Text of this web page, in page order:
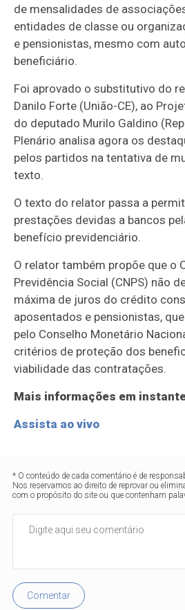
de mensalidades de
entidades de classe ou
e pensionistas, mesmo com
beneficiário.
Foi aprovado osubstitutivo do
Danilo Forte (União-CE), ao
do deputado Murilo Galdino
Plenário analisa agora os
pelos partidos na tentativa de
texto.
O texto do relator passa a
prestações devidas a bancos
benefício previdenciário.
O relator também propõe que o
Previdência Social (CNPS) não
máxima de juros do crédito
aposentados e pensionistas,
pelo Conselho Monetário
critérios de proteção dos
viabilidade das contratações.
Mais informações em
Assista ao vivo
* O conteúdo de cada comentário é de
Nos reservamos ao direito de reprovar ou
com o propósito do site ou que contenham
Comentar